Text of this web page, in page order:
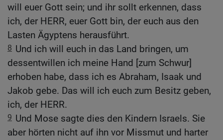
will euer Gott sein; und ihr sollt erkennen, dass
ich, der HERR, euer Gott bin, der euch aus den
Lasten Ägyptens herausführt.
8 Und ich will euch in das Land bringen, um
dessentwillen ich meine Hand [zum Schwur]
erhoben habe, dass ich es Abraham, Isaak und
Jakob gebe. Das will ich euch zum Besitz geben,
ich, der HERR.
9 Und Mose sagte dies den Kindern Israels. Sie
aber hörten nicht auf ihn vor Missmut und harter